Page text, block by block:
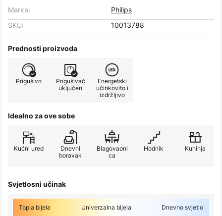
Marka:
Philips
SKU:
10013788
Prednosti proizvoda
Prigušivo
Prigušivač
uključen
Energetski
učinkovito i
izdržljivo
Idealno za ove sobe
Kućni ured
Dnevni
boravak
Blagovaoni
ca
Hodnik Kuhinja
Svjetlosni učinak
Topla bijela Univerzalna bijela Dnevno svjetlo